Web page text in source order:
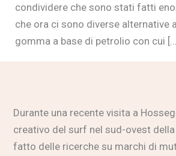
condividere che sono stati fatti
che ora ci sono diverse alternative
gomma a base di petrolio con cui
Durante una recente visita a
creativo del surf nel sud-ovest della
fatto delle ricerche su marchi di